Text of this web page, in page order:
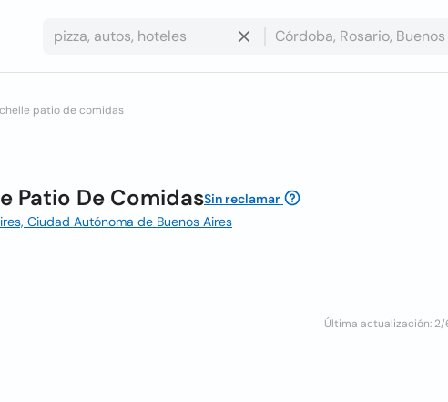
patio de comidas
Patio De ComidasSin reclamar
Ciudad Autónoma de Buenos Aires
Última actualización: 2/